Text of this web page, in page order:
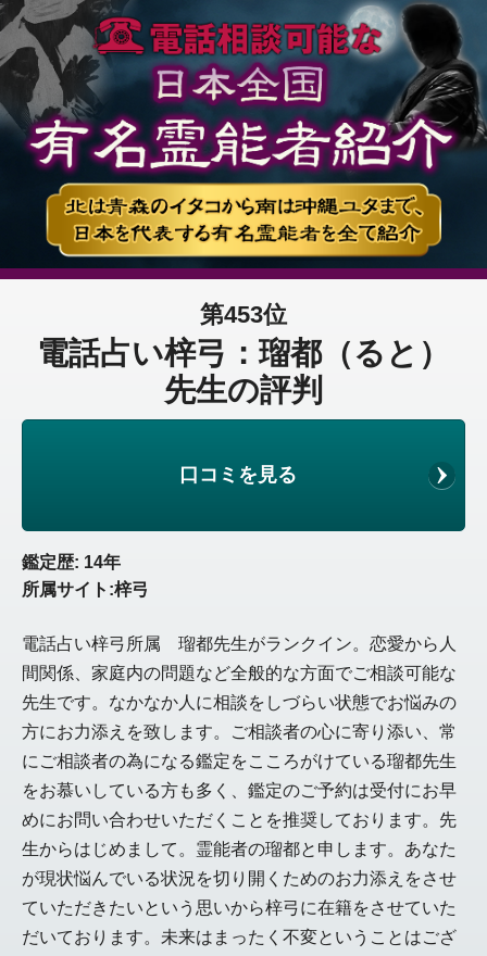
第453位
電話占い梓弓：瑠都（ると）
先生の評判
口コミを見る
鑑定歴: 14年
所属サイト:梓弓
電話占い梓弓所属 瑠都先生がランクイン。恋愛から人
間関係、家庭内の問題など全般的な方面でご相談可能な
先生です。なかなか人に相談をしづらい状態でお悩みの
方にお力添えを致します。ご相談者の心に寄り添い、常
にご相談者の為になる鑑定をこころがけている瑠都先生
をお慕いしている方も多く、鑑定のご予約は受付にお早
めにお問い合わせいただくことを推奨しております。先
生からはじめまして。霊能者の瑠都と申します。あなた
が現状悩んでいる状況を切り開くためのお力添えをさせ
ていただきたいという思いから梓弓に在籍をさせていた
だいております。未来はまったく不変ということはござ